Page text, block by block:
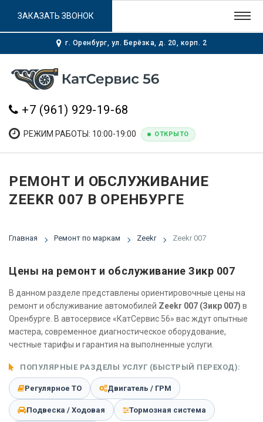
г. Оренбург, ул. Берёзка, д. 20, корп. 2
+7 (961) 929-19-68
РЕЖИМ РАБОТЫ: 10:00-19:00 ОТКРЫТО
ЗАКАЗАТЬ ЗВОНОК
РЕМОНТ И ОБСЛУЖИВАНИЕ
ZEEKR 007 В ОРЕНБУРГЕ
Главная Ремонт по маркам Zeekr Zeekr 007
Цены на ремонт и обслуживание Зикр 007
В данном разделе представлены ориентировочные цены на
ремонт и обслуживание автомобилей Zeekr 007 (Зикр 007) в
Оренбурге. В автосервисе «КатСервис 56» вас ждут опытные
мастера, современное диагностическое оборудование,
честные тарифы и гарантия на выполненные услуги.
ПОПУЛЯРНЫЕ РАЗДЕЛЫ УСЛУГ (БЫСТРЫЙ ПЕРЕХОД):
Регулярное ТО Двигатель / ГРМ
Подвеска / Ходовая Тормозная система